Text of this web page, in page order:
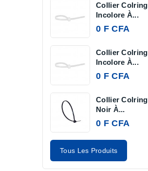
Collier Colring
Incolore À...
0 F CFA
Collier Colring
Incolore À...
0 F CFA
Collier Colring
Noir À...
0 F CFA
Tous Les Produits